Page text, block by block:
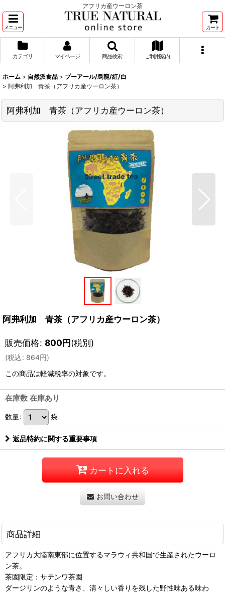
アフリカ産ウーロン茶
メニュー カート
カテゴリ マイページ 商品検索 ご利用案内
ホーム > 自然派食品 > プーアール/烏龍/紅/白
> 阿弗利加 青茶（アフリカ産ウーロン茶）
阿弗利加 青茶（アフリカ産ウーロン茶）
阿弗利加 青茶（アフリカ産ウーロン茶）
販売価格: 800円(税別)
(税込: 864円)
この商品は軽減税率の対象です。
在庫数 在庫あり
数量: 袋
返品特約に関する重要事項
カートに入れる
お問い合わせ
商品詳細
アフリカ大陸南東部に位置するマラウィ共和国で生産されたウーロ
ン茶。
茶園限定：サテンワ茶園
ダージリンのような青さ、清々しい香りを残した野性味ある味わ